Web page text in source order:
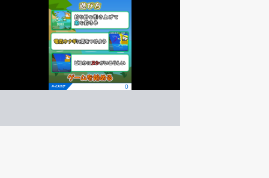
ミミの川釣り
シューティング
ゲーム紹介 -たくさん釣って主を探そう！
タイミングよく釣り竿を引き上げて魚を釣ろう！